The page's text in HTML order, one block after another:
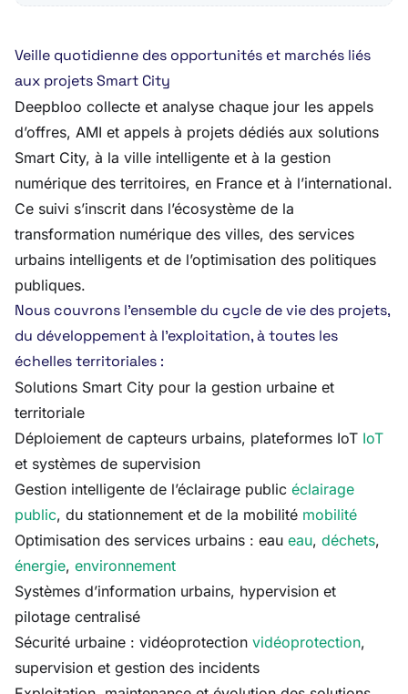
Veille quotidienne des opportunités et marchés liés
aux projets Smart City
Deepbloo collecte et analyse chaque jour les appels
d’offres, AMI et appels à projets dédiés aux solutions
Smart City, à la ville intelligente et à la gestion
numérique des territoires, en France et à l’international.
Ce suivi s’inscrit dans l’écosystème de la
transformation numérique des villes, des services
urbains intelligents et de l’optimisation des politiques
publiques.
Nous couvrons l’ensemble du cycle de vie des projets,
du développement à l’exploitation, à toutes les
échelles territoriales :
Solutions Smart City pour la gestion urbaine et
territoriale
Déploiement de capteurs urbains, plateformes IoT IoT
et systèmes de supervision
Gestion intelligente de l’éclairage public éclairage
public, du stationnement et de la mobilité mobilité
Optimisation des services urbains : eau eau, déchets,
énergie, environnement
Systèmes d’information urbains, hypervision et
pilotage centralisé
Sécurité urbaine : vidéoprotection vidéoprotection,
supervision et gestion des incidents